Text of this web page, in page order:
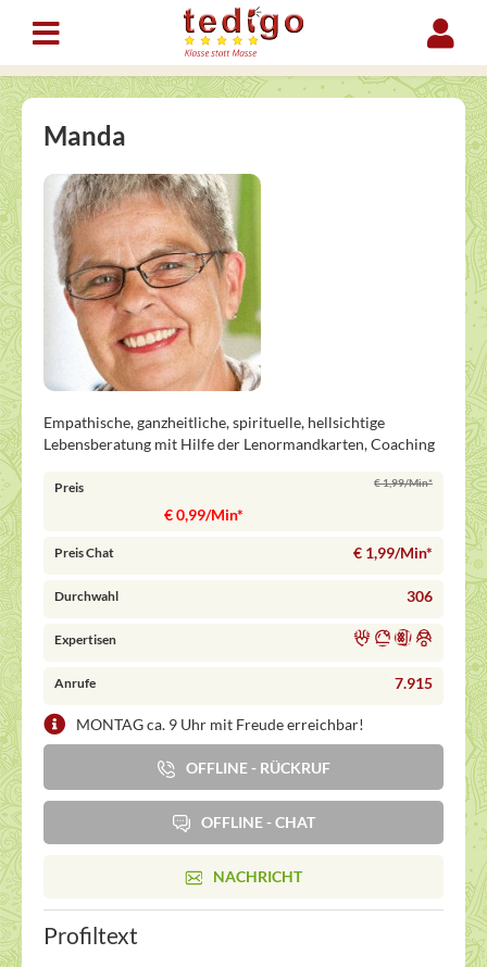
Manda
Empathische, ganzheitliche, spirituelle, hellsichtige
Lebensberatung mit Hilfe der Lenormandkarten, Coaching
Preis € 1,99/Min*
€ 0,99/Min*
Preis Chat € 1,99/Min*
Durchwahl 306
Expertisen
Anrufe 7.915
MONTAG ca. 9 Uhr mit Freude erreichbar!
OFFLINE - RÜCKRUF
OFFLINE - CHAT
NACHRICHT
Profiltext